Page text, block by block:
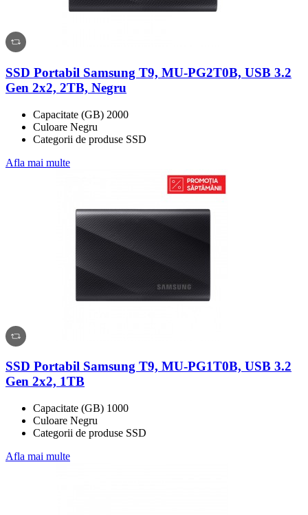
SSD Portabil Samsung T9, MU-PG2T0B, USB 3.2
Gen 2x2, 2TB, Negru
Capacitate (GB) 2000
Culoare Negru
Categorii de produse SSD
Afla mai multe
SSD Portabil Samsung T9, MU-PG1T0B, USB 3.2
Gen 2x2, 1TB
Capacitate (GB) 1000
Culoare Negru
Categorii de produse SSD
Afla mai multe